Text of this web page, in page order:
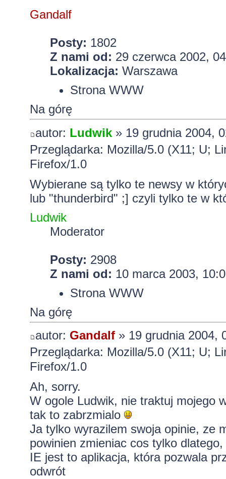
Gandalf
Posty: 1802
Z nami od: 29 czerwca 2002,
Lokalizacja: Warszawa
Strona WWW
Na górę
autor: Ludwik» 19 grudnia 2004,
Przeglądarka: Mozilla/5.0 (X11; U;
Firefox/1.0
Wybierane są tylko te newsy w
lub "thunderbird" ;] czyli tylko te w
Ludwik
Moderator
Posty: 2908
Z nami od: 10 marca 2003,
Strona WWW
Na górę
autor: Gandalf» 19 grudnia 2004,
Przeglądarka: Mozilla/5.0 (X11; U;
Firefox/1.0
Ah, sorry.
W ogole Ludwik, nie traktuj mojego
tak to zabrzmialo
Ja tylko wyrazilem swoja opinie, ze
powinien zmieniac cos tylko
IE jest to aplikacja, która pozwala
odwrót